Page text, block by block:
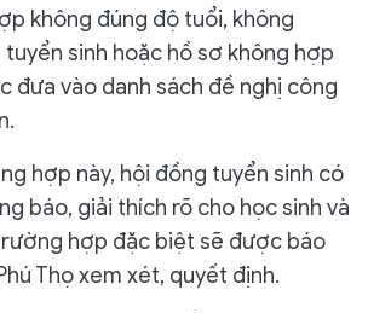
không đúng độ tuổi, không
sinh hoặc hồ sơ không hợp
đưa vào danh sách đề nghị công
hợp này, hội đồng tuyển sinh có
báo, giải thích rõ cho học sinh và
hợp đặc biệt sẽ được báo
Thọ xem xét, quyết định.